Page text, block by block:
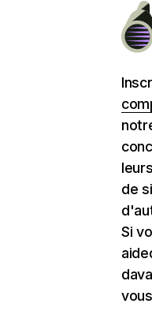
de
Si